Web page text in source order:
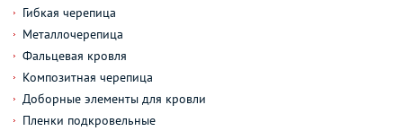
Гибкая черепица
Металлочерепица
Фальцевая кровля
Композитная черепица
Доборные элементы для кровли
Пленки подкровельные